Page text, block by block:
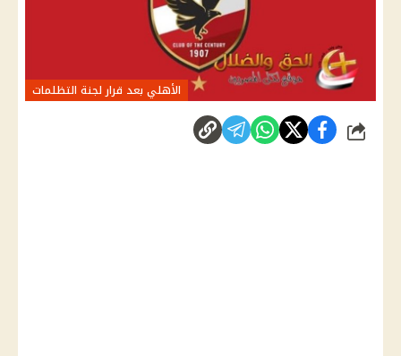
الأهلي بعد قرار لجنة التظلمات
شارك